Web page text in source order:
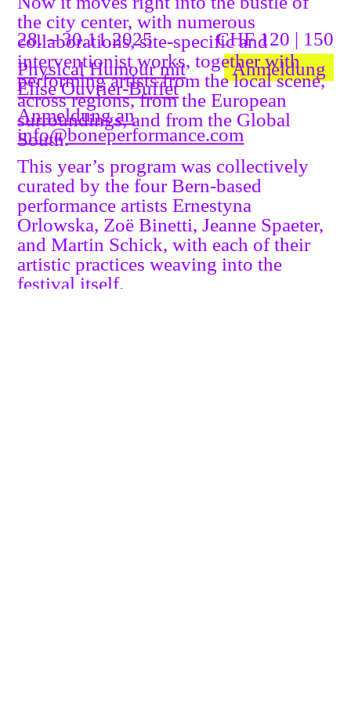
28. – 30.11.2025
CHF 120 | 150
Physical Humour mit
Élise Ouvrier-Buffet
Anmeldung an
info@boneperformance.com
Anmeldung
the city center, with numerous
collaborations, site-specific and
interventionist works, together with
performing artists from the local scene,
across regions, from the European
surroundings, and from the Global
South.
This year’s program was collectively
curated by the four Bern-based
performance artists Ernestyna
Orlowska, Zoë Binetti, Jeanne Spaeter,
and Martin Schick, with each of their
artistic practices weaving into the
festival itself.